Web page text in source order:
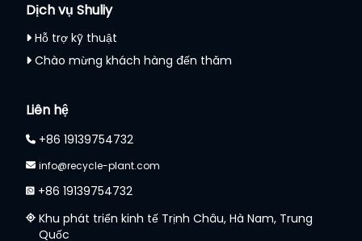
Dịch vụ Shuliy
Hỗ trợ kỹ thuật
Chào mừng khách hàng đến thăm
Liên hệ
+86 19139754732
info@recycle-plant.com
+86 19139754732
Khu phát triển kinh tế Trịnh Châu, Hà Nam, Trung
Quốc